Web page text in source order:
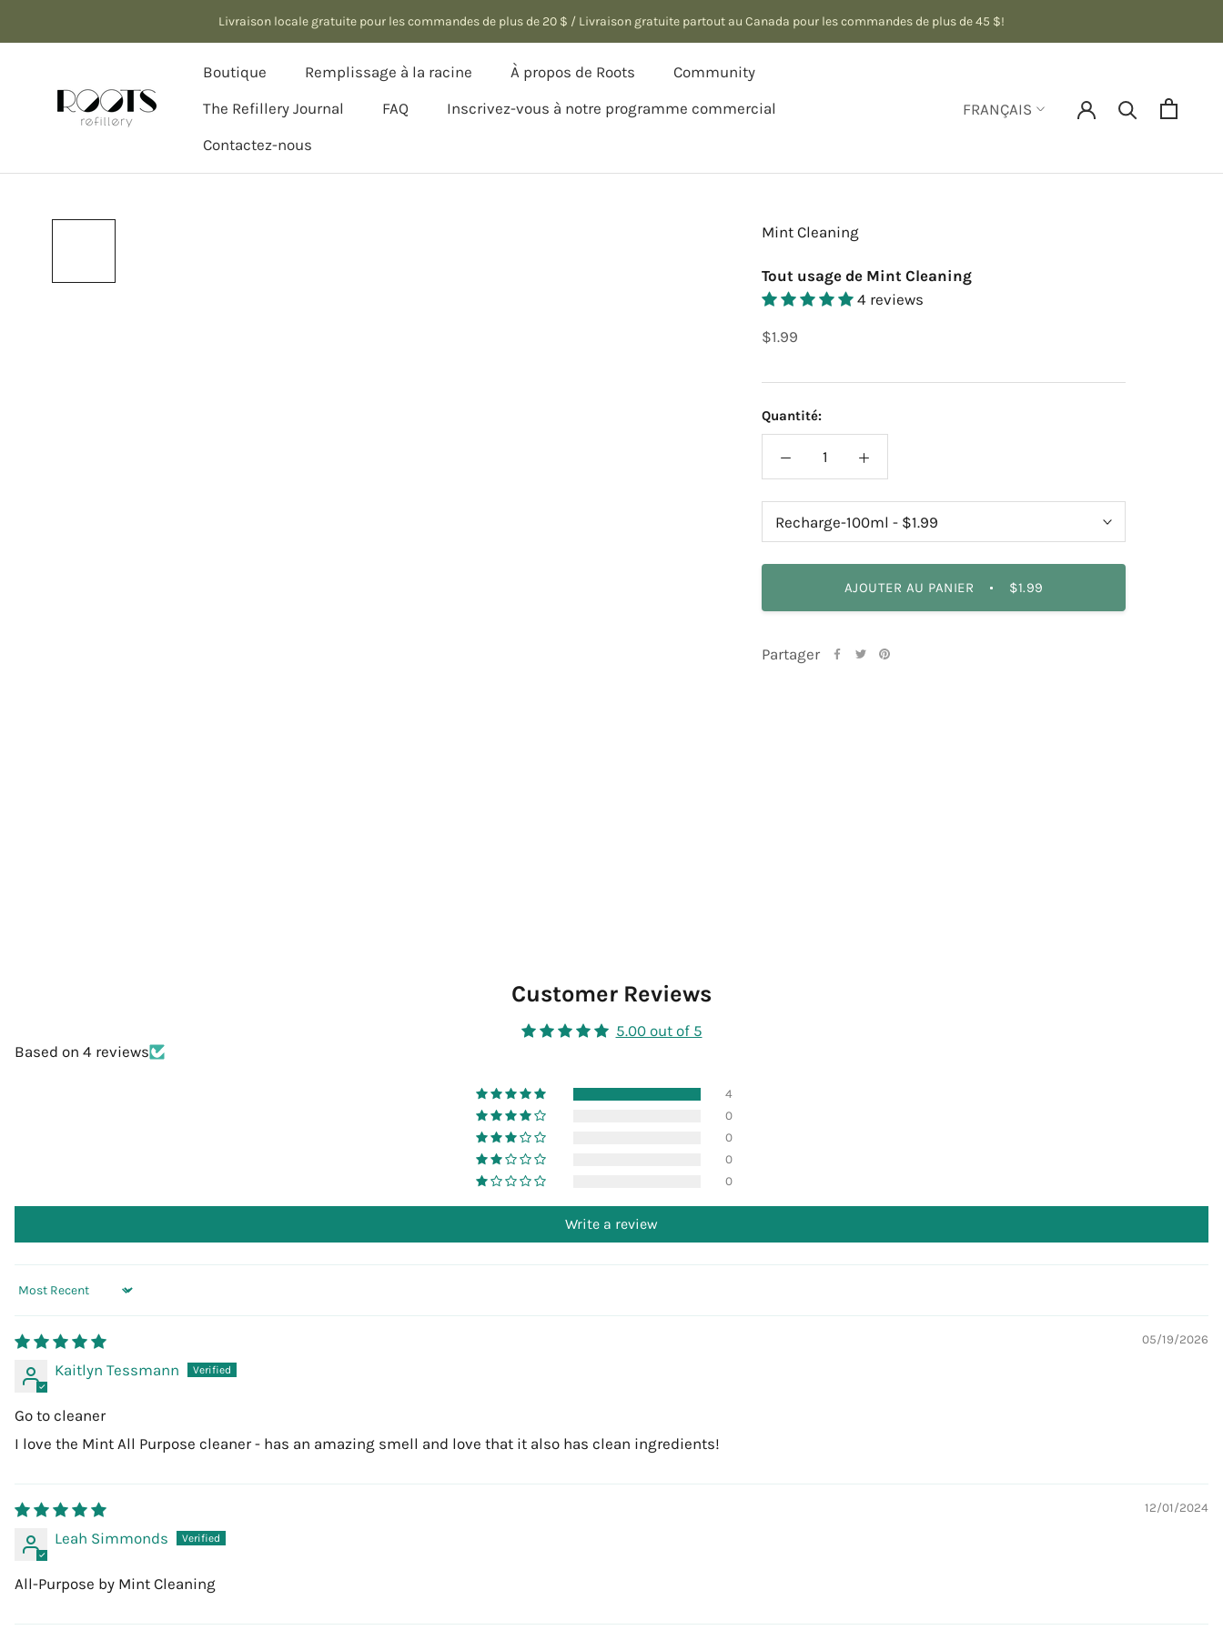
Livraison locale gratuite pour les commandes de plus de 20 $ / Livraison gratuite partout au Canada pour les commandes de plus de 45 $!
Boutique Remplissage à la racine À propos de Roots
Community
The Refillery Journal
FAQ Inscrivez-vous à notre programme commercial
Contactez-nous
Langue
FRANÇAIS
Mint Cleaning
Tout usage de Mint Cleaning
4 reviews
$1.99
Quantité:
AJOUTER AU PANIER $1.99
Partager
Customer Reviews
5.00 out of 5
Based on 4 reviews
4
0
0
0
0
Write a review
Sort by
05/19/2026
Kaitlyn Tessmann
Go to cleaner
I love the Mint All Purpose cleaner - has an amazing smell and love that it also has clean ingredients!
12/01/2024
Leah Simmonds
All-Purpose by Mint Cleaning